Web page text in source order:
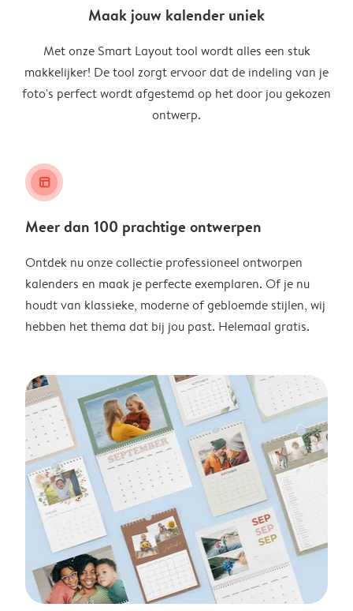
Maak jouw kalender uniek
Met onze Smart Layout tool wordt alles een stuk
makkelijker! De tool zorgt ervoor dat de indeling van je
foto's perfect wordt afgestemd op het door jou gekozen
ontwerp.
layout_alt
Meer dan 100 prachtige ontwerpen
Ontdek nu onze collectie professioneel ontworpen
kalenders en maak je perfecte exemplaren. Of je nu
houdt van klassieke, moderne of gebloemde stijlen, wij
hebben het thema dat bij jou past. Helemaal gratis.